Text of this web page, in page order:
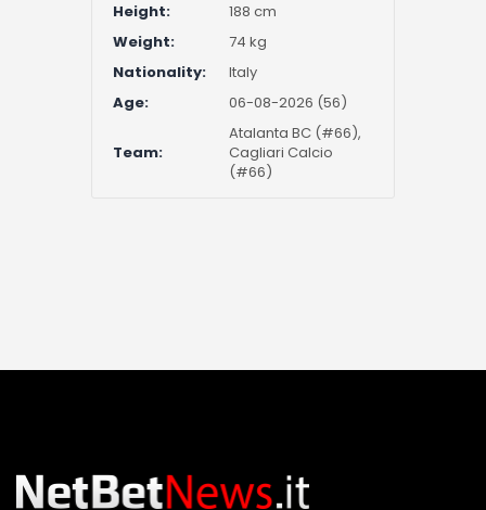
Height:
188 cm
Weight:
74 kg
Nationality:
Italy
Age:
06-08-2026 (56)
Team:
Atalanta BC (#66),
Cagliari Calcio
(#66)